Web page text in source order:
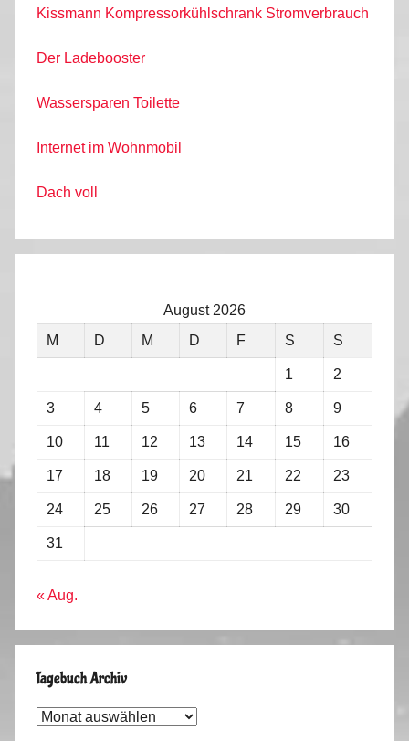
Kissmann Kompressorkühlschrank Stromverbrauch
Der Ladebooster
Wassersparen Toilette
Internet im Wohnmobil
Dach voll
August 2026
M
D M D F S S
1 2
3 4 5 6 7 8 9
10 11 12 13 14 15 16
17 18 19 20 21 22 23
24 25 26 27 28 29 30
31
« Aug.
Tagebuch Archiv
Tagebuch